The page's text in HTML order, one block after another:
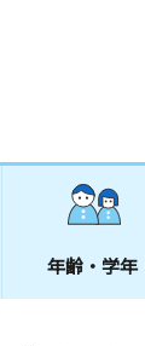
年齢・学年